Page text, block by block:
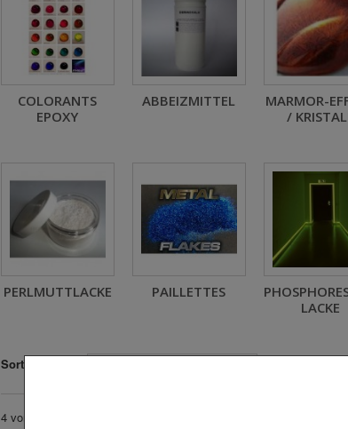
COLORANTS
EPOXY
ABBEIZMITTEL
MARMOR-
/
PERLMUTTLACKE PAILLETTES
LACKE
Sortieren nach
4 von 1 - 4 Artikel anzeigen